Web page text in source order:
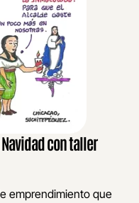
con taller
emprendimiento que